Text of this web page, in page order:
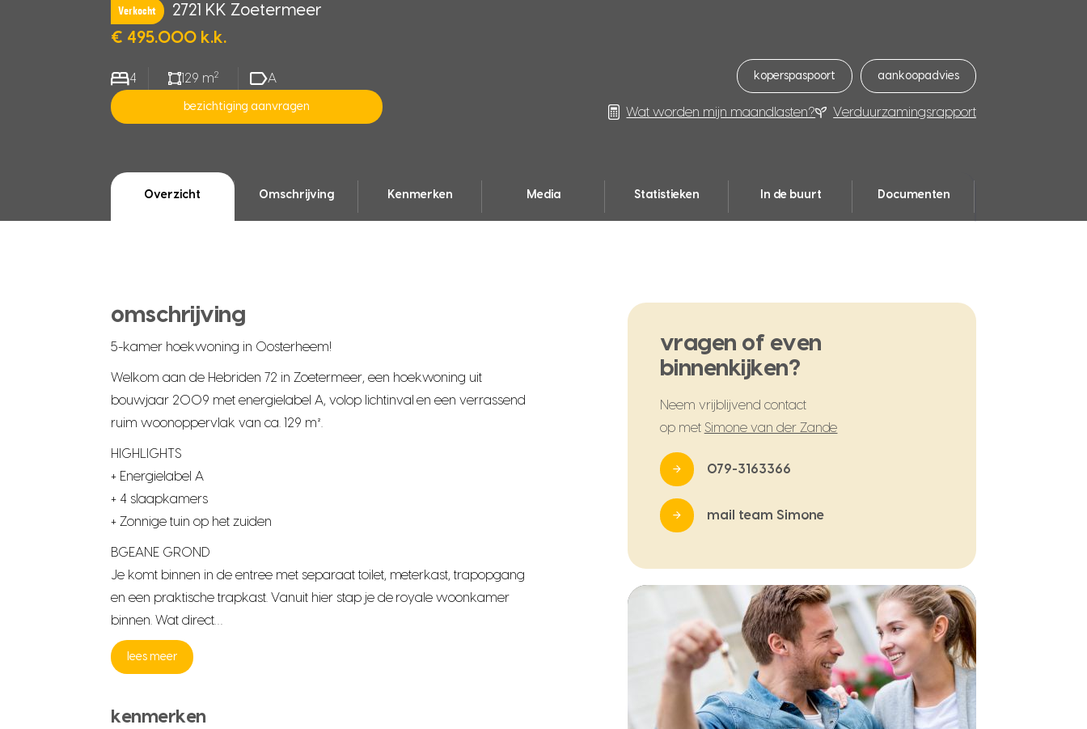
Verkocht
2721 KK Zoetermeer
€ 495.000 k.k.
4 129 m2 A
bezichtiging aanvragen
koperspaspoort aankoopadvies
Wat worden mijn maandlasten? Verduurzamingsrapport
Overzicht Omschrijving Kenmerken Media Statistieken In de buurt Documenten
omschrijving
5-kamer hoekwoning in Oosterheem!
Welkom aan de Hebriden 72 in Zoetermeer, een hoekwoning uit
bouwjaar 2009 met energielabel A, volop lichtinval en een verrassend
ruim woonoppervlak van ca. 129 m².
HIGHLIGHTS
+ Energielabel A
+ 4 slaapkamers
+ Zonnige tuin op het zuiden
BGEANE GROND
Je komt binnen in de entree met separaat toilet, meterkast, trapopgang
en een praktische trapkast. Vanuit hier stap je de royale woonkamer
binnen. Wat direct…
lees meer
kenmerken
vragen of even
binnenkijken?
Neem vrijblijvend contact
op met Simone van der Zande
079-3163366
mail team Simone